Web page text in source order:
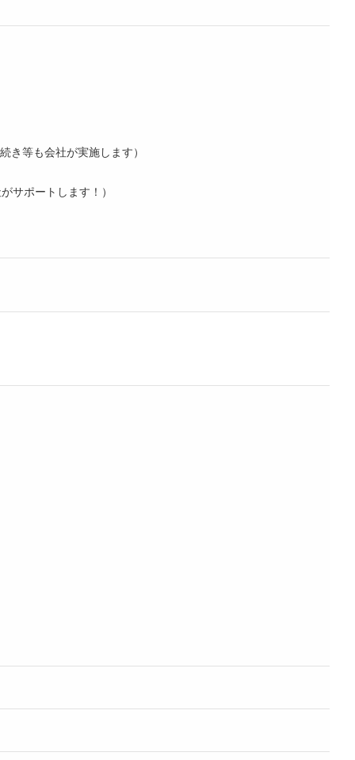
等も会社が実施します）
サポートします！）